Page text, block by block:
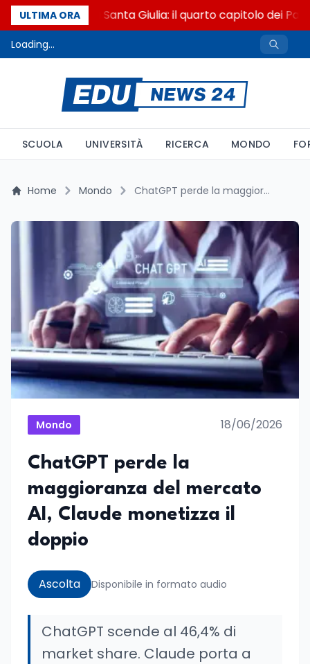
ULTIMA ORA
Franca Ghitti a Santa Giulia: il quarto capitolo dei
Loading...
SCUOLA UNIVERSITÀ RICERCA MONDO
Home Mondo ChatGPT perde la maggioranza del mercato AI, Claude monetizza il doppio
Mondo 18/06/2026
ChatGPT perde la
maggioranza del mercato
AI, Claude monetizza il
doppio
Ascolta Disponibile in formato audio
ChatGPT scende al 46,4% di
market share. Claude porta a